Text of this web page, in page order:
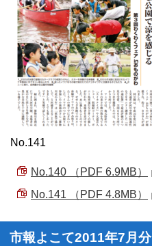
No.141
No.140 （PDF 6.9MB）
No.141 （PDF 4.8MB）
市報よこて2011年7月分